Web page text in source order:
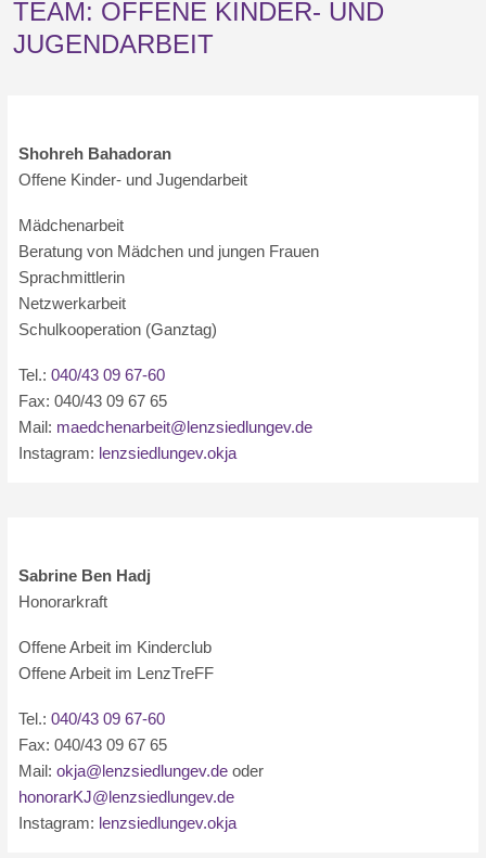
TEAM: OFFENE KINDER- UND
JUGENDARBEIT
Shohreh Bahadoran
Offene Kinder- und Jugendarbeit
Mädchenarbeit
Beratung von Mädchen und jungen Frauen
Sprachmittlerin
Netzwerkarbeit
Schulkooperation (Ganztag)
Tel.:040/43 09 67-60
Fax: 040/43 09 67 65
Mail: maedchenarbeit@lenzsiedlungev.de
Instagram: lenzsiedlungev.okja
Sabrine Ben Hadj
Honorarkraft
Offene Arbeit im Kinderclub
Offene Arbeit im LenzTreFF
Tel.:040/43 09 67-60
Fax: 040/43 09 67 65
Mail:okja@lenzsiedlungev.de oder
honorarKJ@lenzsiedlungev.de
Instagram: lenzsiedlungev.okja